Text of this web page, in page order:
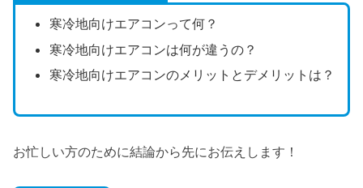
寒冷地向けエアコンって何？
寒冷地向けエアコンは何が違うの？
寒冷地向けエアコンのメリットとデメリットは？
お忙しい方のために結論から先にお伝えします！